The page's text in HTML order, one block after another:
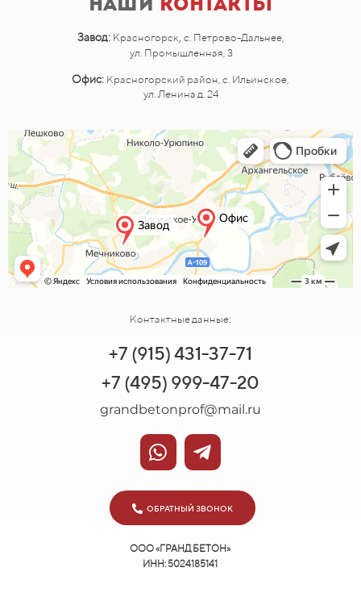
Наши контакты
Завод: Красногорск, с. Петрово-Дальнее,
ул. Промышленная, 3
Офис: Красногорский район, с. Ильинское,
ул. Ленина д. 24
Контактные данные:
+7 (915) 431-37-71
+7 (495) 999-47-20
grandbetonprof@mail.ru
ОБРАТНЫЙ ЗВОНОК
ООО «ГРАНД БЕТОН»
ИНН: 5024185141